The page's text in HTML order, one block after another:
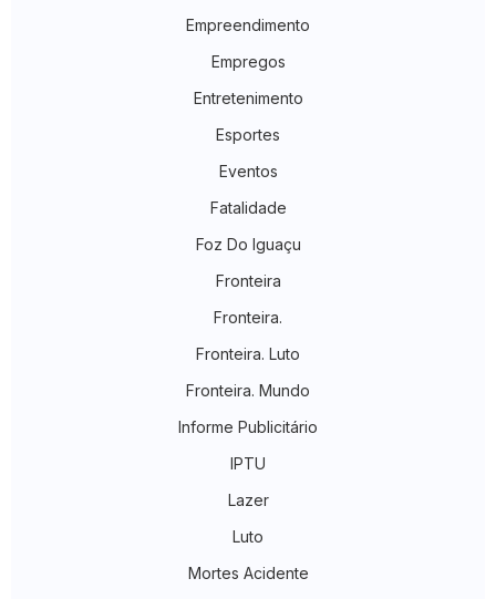
Empreendimento
Empregos
Entretenimento
Esportes
Eventos
Fatalidade
Foz Do Iguaçu
Fronteira
Fronteira.
Fronteira. Luto
Fronteira. Mundo
Informe Publicitário
IPTU
Lazer
Luto
Mortes Acidente